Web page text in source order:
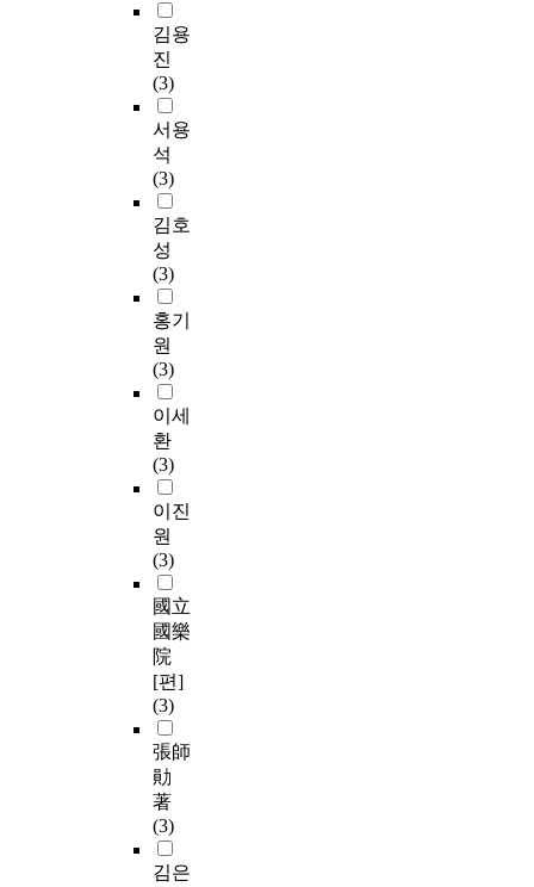
김용
진
(3)
서용
석
(3)
김호
성
(3)
홍기
원
(3)
이세
환
(3)
이진
원
(3)
國立
國樂
院
[편]
(3)
張師
勛
著
(3)
김은